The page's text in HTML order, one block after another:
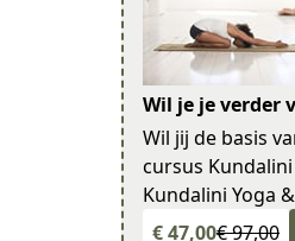
Wil je je verder
Wil jij de basis
cursus
Kundalini Yoga
€ 47,00€ 97,00